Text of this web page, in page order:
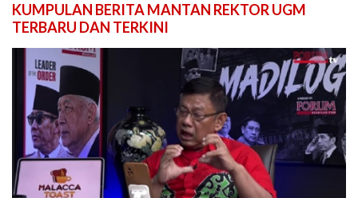
KUMPULAN BERITA MANTAN REKTOR UGM
TERBARU DAN TERKINI